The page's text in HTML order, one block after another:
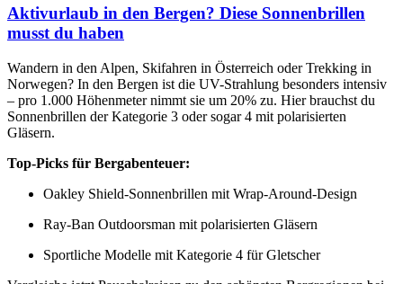
Aktivurlaub in den Bergen? Diese Sonnenbrillen
musst du haben
Wandern in den Alpen, Skifahren in Österreich oder Trekking in
Norwegen? In den Bergen ist die UV-Strahlung besonders intensiv
– pro 1.000 Höhenmeter nimmt sie um 20% zu. Hier brauchst du
Sonnenbrillen der Kategorie 3 oder sogar 4 mit polarisierten
Gläsern.
Top-Picks für Bergabenteuer:
Oakley Shield-Sonnenbrillen mit Wrap-Around-Design
Ray-Ban Outdoorsman mit polarisierten Gläsern
Sportliche Modelle mit Kategorie 4 für Gletscher